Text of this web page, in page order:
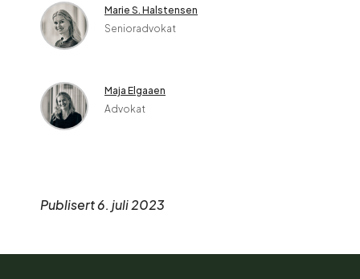
Marie S. Halstensen
Senioradvokat
Maja Elgaaen
Advokat
Publisert 6. juli 2023